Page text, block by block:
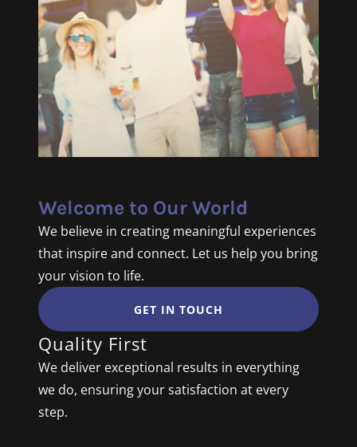
Welcome to Our World
We believe in creating meaningful experiences
that inspire and connect. Let us help you bring
your vision to life.
GET IN TOUCH
Quality First
We deliver exceptional results in everything
we do, ensuring your satisfaction at every
step.